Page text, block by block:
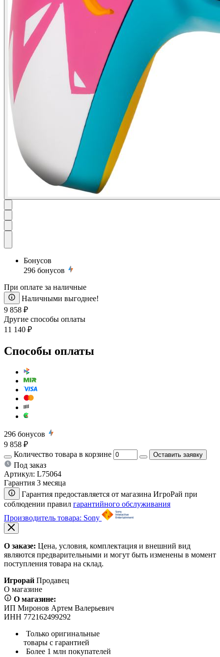
Бонусов
296 бонусов
При оплате за наличные
Наличными выгоднее!
9 858 ₽
Другие способы оплаты
11 140 ₽
Способы оплаты
296 бонусов
9 858 ₽
Количество товара в корзине
Оставить заявку
Под заказ
Артикул: L75064
Гарантия 3 месяца
Гарантия предоставляется от магазина ИгроРай при
соблюдении правил гарантийного обслуживания
Производитель товара: Sony
О заказе: Цена, условия, комплектация и внешний вид
являются предварительными и могут быть изменены в момент
поступления товара на склад.
Игрорай Продавец
О магазине
О магазине:
ИП Миронов Артем Валерьевич
ИНН 772162499292
Только оригинальные
товары с гарантией
Более 1 млн покупателей